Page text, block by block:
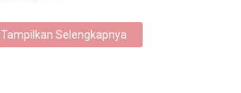
Tampilkan Selengkapnya